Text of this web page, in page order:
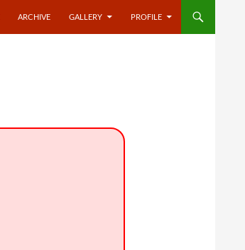
ARCHIVE GALLERY PROFILE